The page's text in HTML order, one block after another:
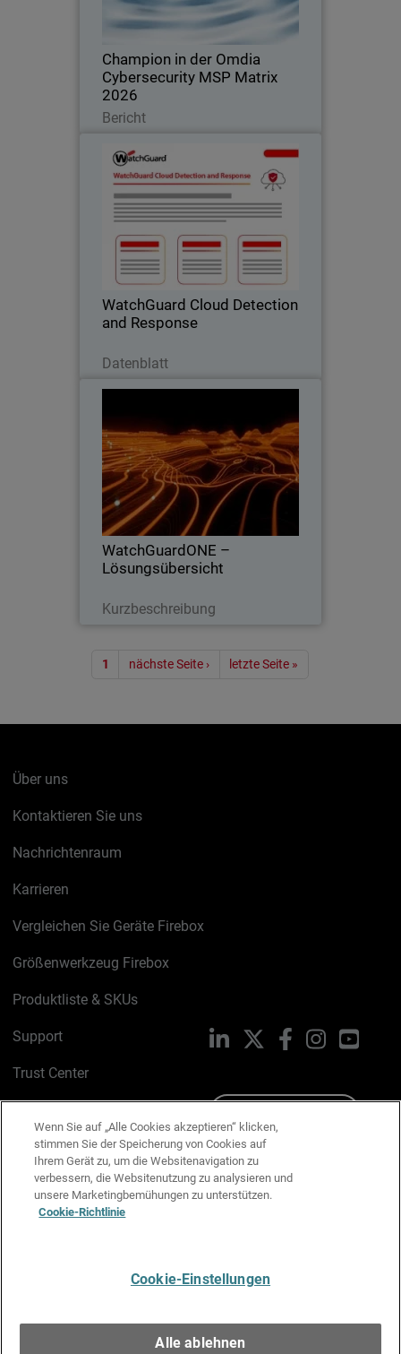
Champion in der Omdia
Cybersecurity MSP Matrix
2026
Bericht
Standards im globalen MSP-
Cybersicherheitsmarkt
WatchGuard Cloud Detection
and Response
Datenblatt
WatchGuard Cloud Detection
and Response
Cloud-Risiken dort stoppen, wo sie
entstehen – bevor sie zu einem
Zwischenfall werden.
WatchGuardONE –
Lösungsübersicht
Kurzbeschreibung
Lösungsübersicht
Body
Erfahren Sie, wie das Channel-
Partnerprogramm von WatchGuard
durch Engagement und Schulung zu
höherer Rentabilität und Effizienz
Seitennummerierung
1 nächste Seite › letzte Seite »
Über uns
Kontaktieren Sie uns
Nachrichtenraum
Karrieren
Vergleichen Sie Geräte Firebox
Größenwerkzeug Firebox
Produktliste & SKUs
Support
Trust Center
Cookie-Richtlinie
Datenschutzrichtlinie
Media & Brand Kit
LinkedIn FacebookInstagram
Wenn Sie auf „Alle Cookies akzeptieren“ klicken,
stimmen Sie der Speicherung von Cookies auf
Ihrem Gerät zu, um die Websitenavigation zu
verbessern, die Websitenutzung zu analysieren und
unsere Marketingbemühungen zu unterstützen.
Cookie-Richtlinie
Cookie-Einstellungen
Alle ablehnen